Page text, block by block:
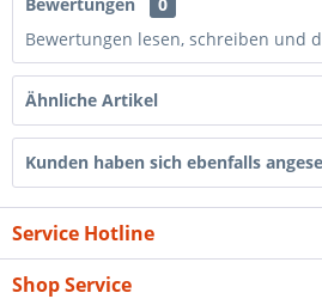
Bewertungen lesen, schreiben und
Ähnliche Artikel
Kunden haben sich ebenfalls
Service Hotline
Shop Service